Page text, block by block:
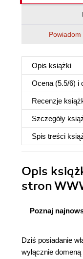
Opis książki
Ocena (5.5/6) i
Recenzje
Szczegóły
Spis treści
Opis
stron
Poznaj
Dziś posiadanie
wyłącznie